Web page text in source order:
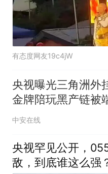
有态度网友19c4jW
央视曝光三角洲外
金牌陪玩黑产链被
挂核心开发者最高
中安在线
央视罕见公开，
敌，到底谁这么强